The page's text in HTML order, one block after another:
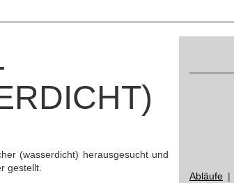
(wasserdicht) herausgesucht und
gestellt.
Abläufe |